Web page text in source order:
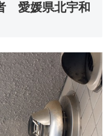
愛媛県北宇和